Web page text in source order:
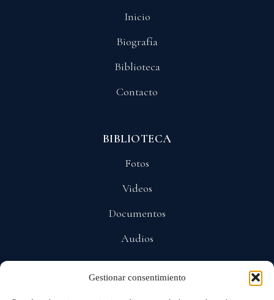
Gestionar consentimiento
Inicio
Biografía
Biblioteca
Contacto
BIBLIOTECA
Fotos
Videos
Documentos
Audios